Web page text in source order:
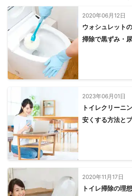
2020年06月12日
ウォシュレット
掃除で黒ずみ・
2023年06月01日
トイレクリーニ
安くする方法と
2020年11月17日
トイレ掃除の理